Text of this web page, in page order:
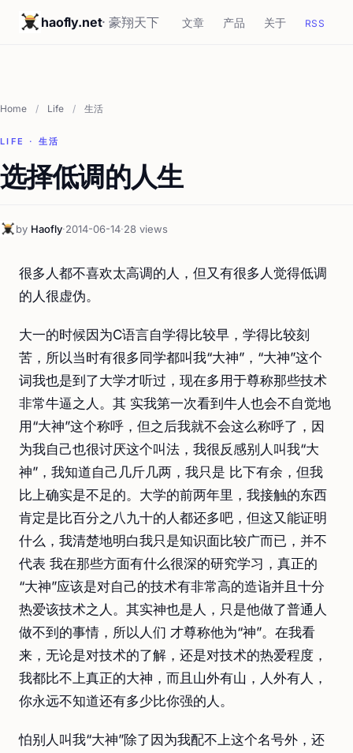
haofly.net· 豪翔天下 文章 产品 关于 RSS
Home / Life / 生活
LIFE · 生活
选择低调的人生
by Haofly·2014-06-14·28 views
很多人都不喜欢太高调的人，但又有很多人觉得低调
的人很虚伪。
大一的时候因为C语言自学得比较早，学得比较刻
苦，所以当时有很多同学都叫我“大神”，“大神”这个
词我也是到了大学才听过，现在多用于尊称那些技术
非常牛逼之人。其 实我第一次看到牛人也会不自觉地
用“大神”这个称呼，但之后我就不会这么称呼了，因
为我自己也很讨厌这个叫法，我很反感别人叫我“大
神”，我知道自己几斤几两，我只是 比下有余，但我
比上确实是不足的。大学的前两年里，我接触的东西
肯定是比百分之八九十的人都还多吧，但这又能证明
什么，我清楚地明白我只是知识面比较广而已，并不
代表 我在那些方面有什么很深的研究学习，真正的
“大神”应该是对自己的技术有非常高的造诣并且十分
热爱该技术之人。其实神也是人，只是他做了普通人
做不到的事情，所以人们 才尊称他为“神”。在我看
来，无论是对技术的了解，还是对技术的热爱程度，
我都比不上真正的大神，而且山外有山，人外有人，
你永远不知道还有多少比你强的人。
怕别人叫我“大神”除了因为我配不上这个名号外，还